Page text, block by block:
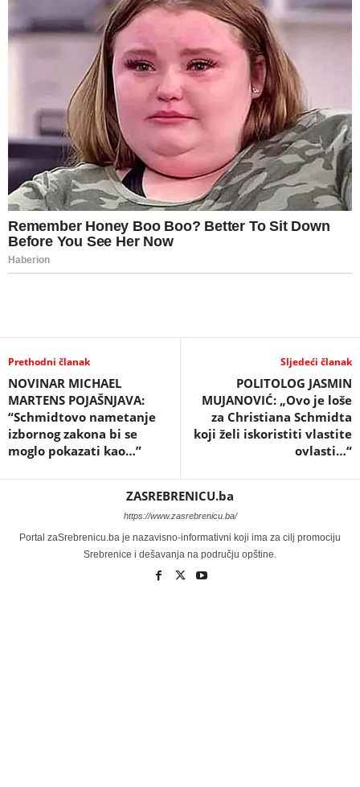
Prethodni članak
NOVINAR MICHAEL
MARTENS POJAŠNJAVA:
“Schmidtovo nametanje
izbornog zakona bi se
moglo pokazati kao…”
Sljedeći članak
POLITOLOG JASMIN
MUJANOVIĆ: „Ovo je loše
za Christiana Schmidta
koji želi iskoristiti vlastite
ovlasti…“
ZASREBRENICU.ba
https://www.zasrebrenicu.ba/
Portal zaSrebrenicu.ba je nazavisno-informativni koji ima za cilj promociju
Srebrenice i dešavanja na području opštine.